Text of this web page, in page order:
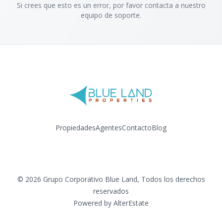
Si crees que esto es un error, por favor contacta a nuestro
equipo de soporte.
PropiedadesAgentesContactoBlog
© 2026 Grupo Corporativo Blue Land, Todos los derechos
reservados
Powered by AlterEstate